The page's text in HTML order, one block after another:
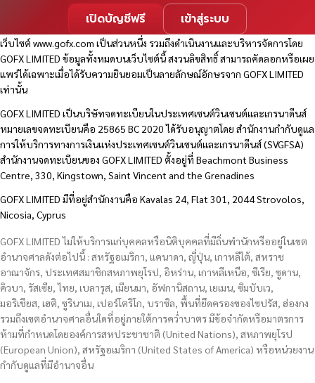
เปิดบัญชีฟรี เข้าสู่ระบบ
เว็บไซต์www.gofx.com เป็นส่วนหนึ่ง รวมถึงดำเนินงานและบริหารจัดการโดย
GOFX LIMITED ข้อมูลทั้งหมดบนเว็บไซต์นี้ สงวนลิขสิทธิ์ สามารถคัดลอกหรือเผย
แพร่ได้เฉพาะเมื่อได้รับความยินยอมเป็นลายลักษณ์อักษรจาก GOFX LIMITED
เท่านั้น
GOFX LIMITED เป็นบริษัทจดทะเบียนในประเทศเซนต์วินเซนต์และเกรนาดีนส์
หมายเลขจดทะเบียนคือ 25865 BC 2020 ได้รับอนุญาตโดย สำนักงานกำกับดูแล
การให้บริการทางการเงินแห่งประเทศเซนต์วินเซนต์และเกรนาดีนส์ (SVGFSA)
สำนักงานจดทะเบียนของ GOFX LIMITED ตั้งอยู่ที่ Beachmont Business
Centre, 330, Kingstown, Saint Vincent and the Grenadines
GOFX LIMITED มีที่อยู่สำนักงานคือ Kavalas 24, Flat 301, 2044 Strovolos,
Nicosia, Cyprus
GOFX LIMITED ไม่ให้บริการแก่บุคคลหรือนิติบุคคลที่มีถิ่นพำนักหรืออยู่ในเขต
อำนาจศาลดังต่อไปนี้ : สหรัฐอเมริกา, แคนาดา, ญี่ปุ่น, เกาหลีใต้, สหราช
อาณาจักร, ประเทศสมาชิกสหภาพยุโรป, อิหร่าน, เกาหลีเหนือ, ซีเรีย, ซูดาน,
คิวบา, รัสเซีย, ไทย, เบลารุส, เมียนมา, อัฟกานิสถาน, เยเมน, ซิมบับเว,
มอริเชียส, เฮติ, ซูรินาเม, เปอร์โตริโก, บราซิล, พื้นที่ยึดครองของไซปรัส, ฮ่องกง
รวมถึงเขตอำนาจศาลอื่นใดที่อยู่ภายใต้การคว่ำบาตร มีข้อจำกัดหรือมาตรการ
ห้ามที่กำหนดโดยองค์การสหประชาชาติ (United Nations), สหภาพยุโรป
(European Union), สหรัฐอเมริกา (United States of America) หรือหน่วยงาน
กำกับดูแลที่มีอำนาจอื่น